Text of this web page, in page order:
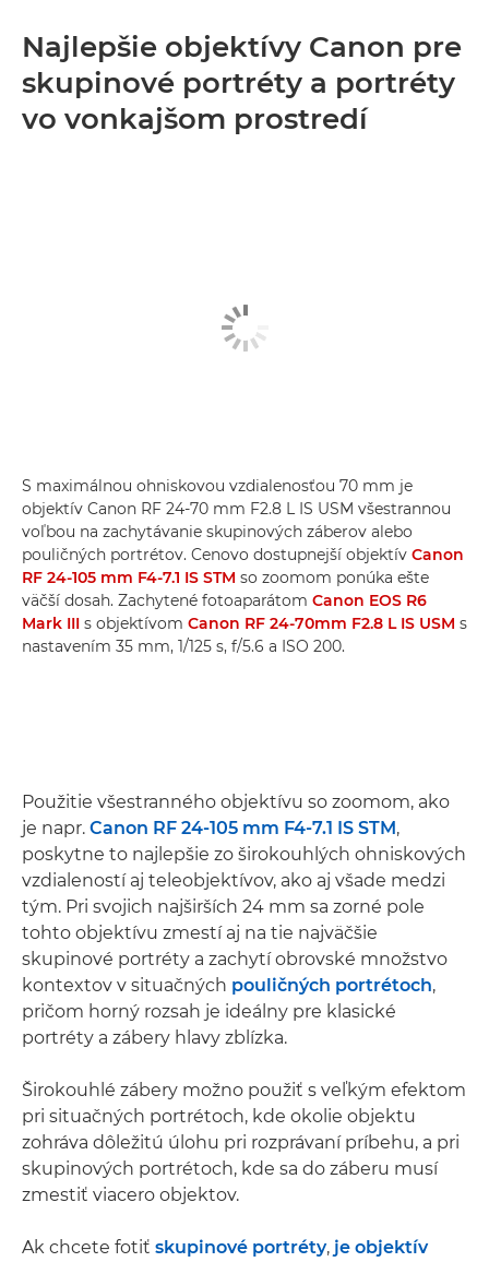
Najlepšie objektívy Canon pre
skupinové portréty a portréty
vo vonkajšom prostredí
S maximálnou ohniskovou vzdialenosťou 70 mm je
objektív Canon RF 24-70 mm F2.8 L IS USM všestrannou
voľbou na zachytávanie skupinových záberov alebo
pouličných portrétov. Cenovo dostupnejší objektív Canon
RF 24-105 mm F4-7.1 IS STM so zoomom ponúka ešte
väčší dosah. Zachytené fotoaparátom Canon EOS R6
Mark III s objektívom Canon RF 24-70mm F2.8 L IS USM s
nastavením 35 mm, 1/125 s, f/5.6 a ISO 200.
Použitie všestranného objektívu so zoomom, ako
je napr. Canon RF 24-105 mm F4-7.1 IS STM,
poskytne to najlepšie zo širokouhlých ohniskových
vzdialeností aj teleobjektívov, ako aj všade medzi
tým. Pri svojich najširších 24 mm sa zorné pole
tohto objektívu zmestí aj na tie najväčšie
skupinové portréty a zachytí obrovské množstvo
kontextov v situačných pouličných portrétoch,
pričom horný rozsah je ideálny pre klasické
portréty a zábery hlavy zblízka.
Širokouhlé zábery možno použiť s veľkým efektom
pri situačných portrétoch, kde okolie objektu
zohráva dôležitú úlohu pri rozprávaní príbehu, a pri
skupinových portrétoch, kde sa do záberu musí
zmestiť viacero objektov.
Ak chcete fotiť skupinové portréty, je objektív